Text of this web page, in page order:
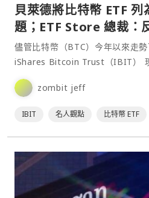
貝萊德將比特幣 ETF
題；ETF Store 總裁：
配置的加碼押注
儘管比特幣（BTC）今年以來走
iShares Bitcoin Trust（IBIT）
2025 年三大投資主題⋯
zombit jeff
IBIT 名人觀點 比特幣 ETF